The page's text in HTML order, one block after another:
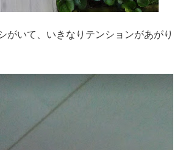
がいて、いきなりテンションがあがり